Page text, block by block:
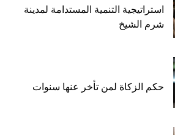
استراتيجية التنمية المستدامة لمدينة
شرم الشيخ
حكم الزكاة لمن تأخر عنها سنوات